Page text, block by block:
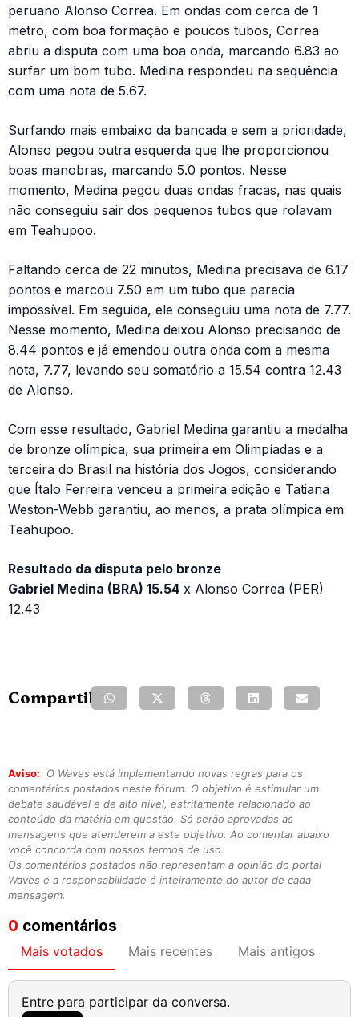
peruano Alonso Correa. Em ondas com cerca de 1
metro, com boa formação e poucos tubos, Correa
abriu a disputa com uma boa onda, marcando 6.83 ao
surfar um bom tubo. Medina respondeu na sequência
com uma nota de 5.67.
Surfando mais embaixo da bancada e sem a prioridade,
Alonso pegou outra esquerda que lhe proporcionou
boas manobras, marcando 5.0 pontos. Nesse
momento, Medina pegou duas ondas fracas, nas quais
não conseguiu sair dos pequenos tubos que rolavam
em Teahupoo.
Faltando cerca de 22 minutos, Medina precisava de 6.17
pontos e marcou 7.50 em um tubo que parecia
impossível. Em seguida, ele conseguiu uma nota de 7.77.
Nesse momento, Medina deixou Alonso precisando de
8.44 pontos e já emendou outra onda com a mesma
nota, 7.77, levando seu somatório a 15.54 contra 12.43
de Alonso.
Com esse resultado, Gabriel Medina garantiu a medalha
de bronze olímpica, sua primeira em Olimpíadas e a
terceira do Brasil na história dos Jogos, considerando
que Ítalo Ferreira venceu a primeira edição e Tatiana
Weston-Webb garantiu, ao menos, a prata olímpica em
Teahupoo.
Resultado da disputa pelo bronze
Gabriel Medina (BRA) 15.54 x Alonso Correa (PER)
12.43
Compartilhe:
Aviso:
O Waves está implementando novas regras para os
comentários postados neste fórum. O objetivo é estimular um
debate saudável e de alto nível, estritamente relacionado ao
conteúdo da matéria em questão. Só serão aprovadas as
mensagens que atenderem a este objetivo. Ao comentar abaixo
você concorda com nossos termos de uso.
Os comentários postados não representam a opinião do portal
Waves e a responsabilidade é inteiramente do autor de cada
mensagem.
0 comentários
Mais votados Mais recentes Mais antigos
Entre para participar da conversa.